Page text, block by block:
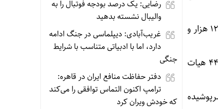
وی گفت: هم اکنون ۴۴ مکان ورزشی (سرپوشیده و رو باز ) در سطح روستا های استان با متراژ ۱۲۲ هزار و
حیدرزاده تعداد کل هیات های استانی و شهرستانی را ۳۰۴ مورد عنوان کرد و افزود: از این تعداد ۴۴ هیات
۸۹ مکان ورزشی، ۶ استخر سرپوشیده
رضایی: یک درصد بودجه فوتبال را به
والیبال نشسته بدهید
غریب‌آبادی: دیپلماسی در جنگ ادامه
دارد، اما با ادبیاتی متناسب با شرایط
جنگی
دفتر حفاظت منافع ایران در قاهره:
ترامپ اکنون التماس توافقی را می‌کند
که خودش ویران کرد